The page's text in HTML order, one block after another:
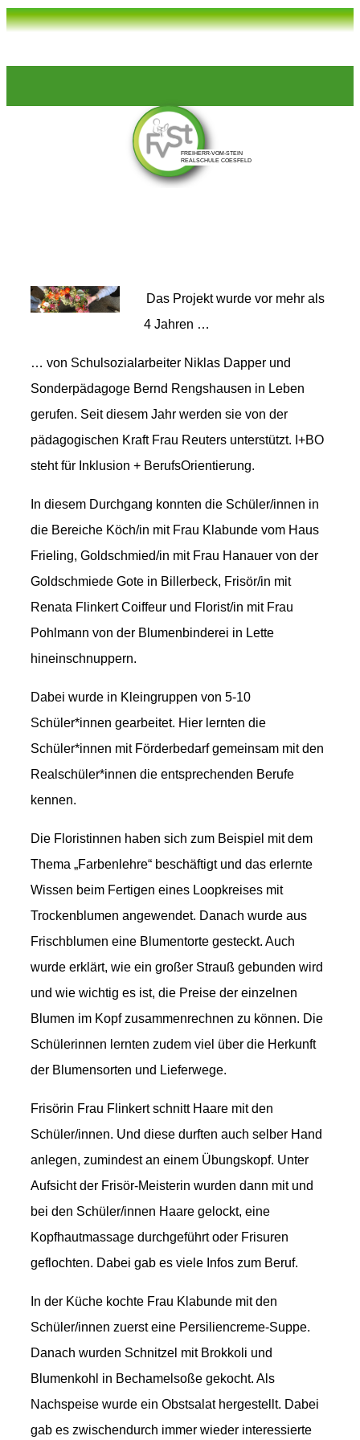
Das Projekt wurde vor mehr als
4 Jahren …
… von Schulsozialarbeiter Niklas Dapper und
Sonderpädagoge Bernd Rengshausen in Leben
gerufen. Seit diesem Jahr werden sie von der
pädagogischen Kraft Frau Reuters unterstützt. I+BO
steht für Inklusion + BerufsOrientierung.
In diesem Durchgang konnten die Schüler/innen in
die Bereiche Köch/in mit Frau Klabunde vom Haus
Frieling, Goldschmied/in mit Frau Hanauer von der
Goldschmiede Gote in Billerbeck, Frisör/in mit
Renata Flinkert Coiffeur und Florist/in mit Frau
Pohlmann von der Blumenbinderei in Lette
hineinschnuppern.
Dabei wurde in Kleingruppen von 5-10
Schüler*innen gearbeitet. Hier lernten die
Schüler*innen mit Förderbedarf gemeinsam mit den
Realschüler*innen die entsprechenden Berufe
kennen.
Die Floristinnen haben sich zum Beispiel mit dem
Thema „Farbenlehre“ beschäftigt und das erlernte
Wissen beim Fertigen eines Loopkreises mit
Trockenblumen angewendet. Danach wurde aus
Frischblumen eine Blumentorte gesteckt. Auch
wurde erklärt, wie ein großer Strauß gebunden wird
und wie wichtig es ist, die Preise der einzelnen
Blumen im Kopf zusammenrechnen zu können. Die
Schülerinnen lernten zudem viel über die Herkunft
der Blumensorten und Lieferwege.
Frisörin Frau Flinkert schnitt Haare mit den
Schüler/innen. Und diese durften auch selber Hand
anlegen, zumindest an einem Übungskopf. Unter
Aufsicht der Frisör-Meisterin wurden dann mit und
bei den Schüler/innen Haare gelockt, eine
Kopfhautmassage durchgeführt oder Frisuren
geflochten. Dabei gab es viele Infos zum Beruf.
In der Küche kochte Frau Klabunde mit den
Schüler/innen zuerst eine Persiliencreme-Suppe.
Danach wurden Schnitzel mit Brokkoli und
Blumenkohl in Bechamelsoße gekocht. Als
Nachspeise wurde ein Obstsalat hergestellt. Dabei
gab es zwischendurch immer wieder interessierte